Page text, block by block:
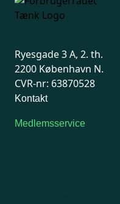
Ryesgade 3 A, 2. th.
2200 København N.
CVR-nr: 63870528
Kontakt
Medlemsservice